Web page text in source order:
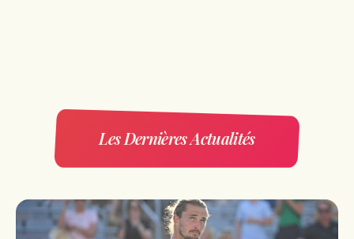
Les Dernières Actualités